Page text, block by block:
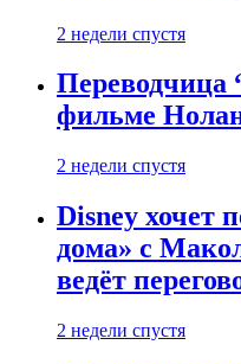
2 недели спустя
Переводчица
фильме
2 недели спустя
Disney хочет
дома» с
ведёт
2 недели спустя